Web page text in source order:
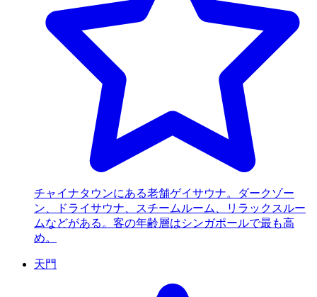
チャイナタウンにある老舗ゲイサウナ。ダークゾー
ン、ドライサウナ、スチームルーム、リラックスルー
ムなどがある。客の年齢層はシンガポールで最も高
め。
天門